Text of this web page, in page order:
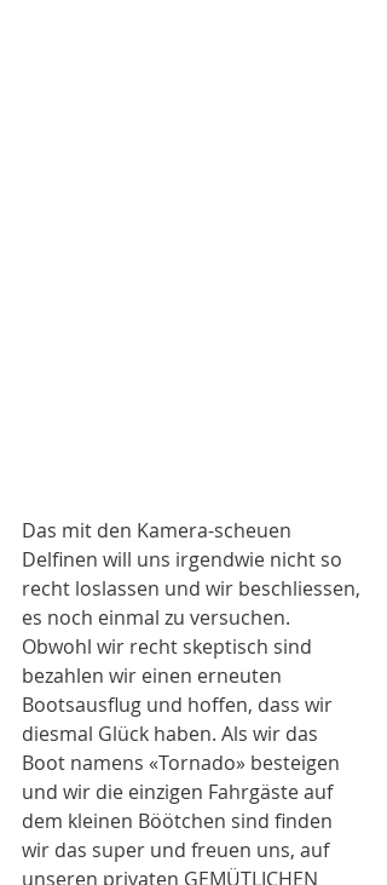
Das mit den Kamera-scheuen
Delfinen will uns irgendwie nicht so
recht loslassen und wir beschliessen,
es noch einmal zu versuchen.
Obwohl wir recht skeptisch sind
bezahlen wir einen erneuten
Bootsausflug und hoffen, dass wir
diesmal Glück haben. Als wir das
Boot namens «Tornado» besteigen
und wir die einzigen Fahrgäste auf
dem kleinen Böötchen sind finden
wir das super und freuen uns, auf
unseren privaten GEMÜTLICHEN